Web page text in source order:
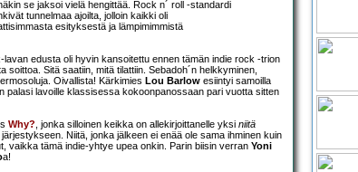
se jaksoi vielä hengittää. Rock n´ roll -standardi
tunnelmaa ajoilta, jolloin kaikki oli
esityksestä ja lämpimimmistä
lavan edusta oli hyvin kansoitettu ennen tämän indie rock -trion
Sitä saatiin, mitä tilattiin. Sebadoh´n helkkyminen,
Oivallista! Kärkimies Lou Barlow esiintyi samoilla
palasi lavoille klassisessa kokoonpanossaan pari vuotta sitten
Why?, jonka silloinen keikka on allekirjoittanelle yksi niitä
Niitä, jonka jälkeen ei enää ole sama ihminen kuin
vaikka tämä indie-yhtye upea onkin. Parin biisin verran Yoni
a!